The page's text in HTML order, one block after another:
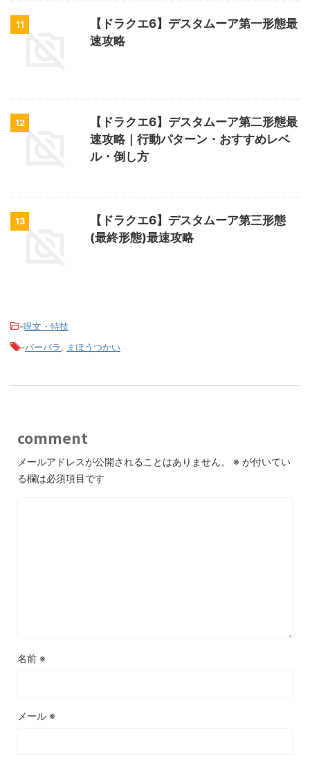
11
【ドラクエ6】デスタムーア第一形態最
速攻略
12
【ドラクエ6】デスタムーア第二形態最
速攻略｜行動パターン・おすすめレベ
ル・倒し方
13
【ドラクエ6】デスタムーア第三形態
(最終形態)最速攻略
-呪文・特技
-バーバラ, まほうつかい
comment
メールアドレスが公開されることはありません。 ※ が付いてい
る欄は必須項目です
名前 ※
メール ※